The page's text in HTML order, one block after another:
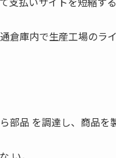
倉庫内で生産工場のラ
部品 を調達し、商品を